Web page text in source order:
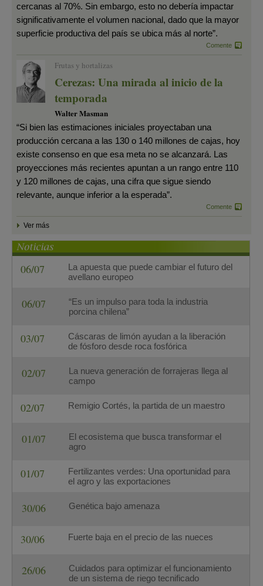
cercanas al 70%. Sin embargo, esto no debería impactar
significativamente el volumen nacional, dado que la mayor
superficie productiva del país se ubica más al norte”.
Comente
Frutas y hortalizas
Cerezas: Una mirada al inicio de la
temporada
Walter Masman
“Si bien las estimaciones iniciales proyectaban una
producción cercana a las 130 o 140 millones de cajas, hoy
existe consenso en que esa meta no se alcanzará. Las
proyecciones más recientes apuntan a un rango entre 110
y 120 millones de cajas, una cifra que sigue siendo
relevante, aunque inferior a la esperada”.
Comente
Ver más
06/07
La apuesta que puede cambiar el futuro del
avellano europeo
06/07
“Es un impulso para toda la industria
porcina chilena”
03/07
Cáscaras de limón ayudan a la liberación
de fósforo desde roca fosfórica
02/07
La nueva generación de forrajeras llega al
campo
02/07 Remigio Cortés, la partida de un maestro
01/07
El ecosistema que busca transformar el
agro
01/07
Fertilizantes verdes: Una oportunidad para
el agro y las exportaciones
30/06 Genética bajo amenaza
30/06 Fuerte baja en el precio de las nueces
26/06
Cuidados para optimizar el funcionamiento
de un sistema de riego tecnificado